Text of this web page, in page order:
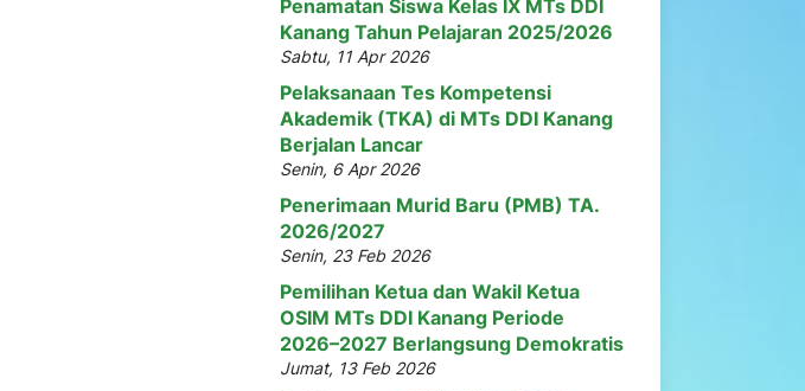
Penamatan Siswa Kelas IX MTs DDI
Kanang Tahun Pelajaran 2025/2026
Sabtu, 11 Apr 2026
Pelaksanaan Tes Kompetensi
Akademik (TKA) di MTs DDI Kanang
Berjalan Lancar
Senin, 6 Apr 2026
Penerimaan Murid Baru (PMB) TA.
2026/2027
Senin, 23 Feb 2026
Pemilihan Ketua dan Wakil Ketua
OSIM MTs DDI Kanang Periode
2026–2027 Berlangsung Demokratis
Jumat, 13 Feb 2026